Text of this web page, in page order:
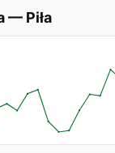
— Piła